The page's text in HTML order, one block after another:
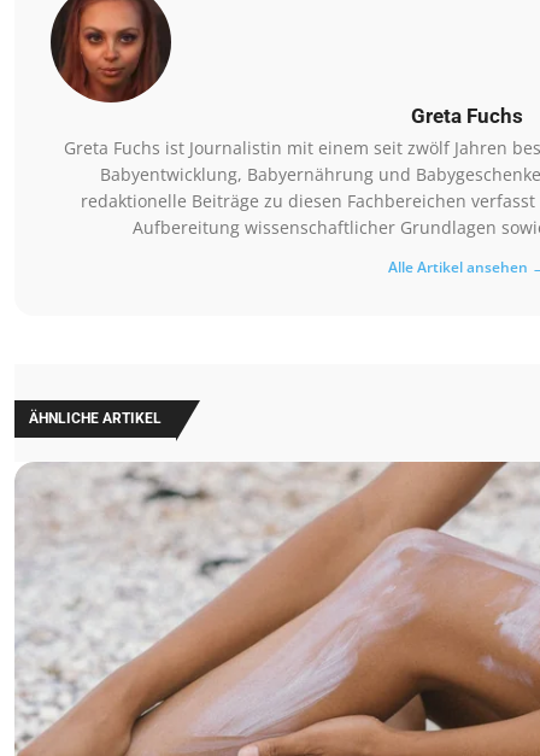
Greta Fuchs
Greta Fuchs ist Journalistin mit einem seit zwölf Jahren
Babyentwicklung, Babyernährung und
redaktionelle Beiträge zu diesen Fachbereichen
Aufbereitung wissenschaftlicher Grundlagen
Alle Artikel ansehen
ÄHNLICHE ARTIKEL